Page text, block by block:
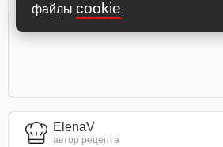
файлы cookie.
ElenaV
автор рецепта